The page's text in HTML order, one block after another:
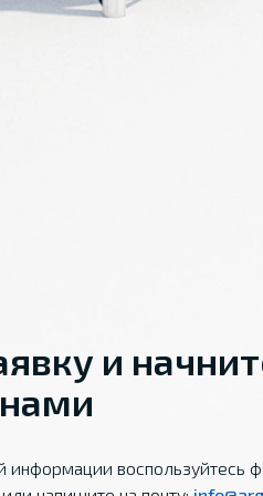
и
информации воспользуйтесь